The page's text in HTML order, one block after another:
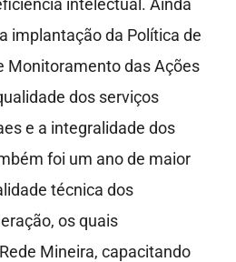
implantação da Política de
Monitoramento das Ações
dos serviços
e a integralidade dos
foi um ano de maior
técnica dos
os quais
Mineira, capacitando